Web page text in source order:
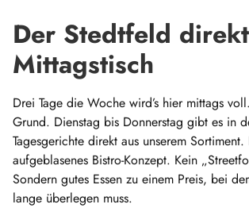
Der Stedtfeld direkt
Mittagstisch
Drei Tage die Woche wird’s hier mittags
Grund. Dienstag bis Donnerstag gibt es in
Tagesgerichte direkt aus unserem Sortiment.
aufgeblasenes Bistro-Konzept. Kein
Sondern gutes Essen zu einem Preis, bei
lange überlegen muss.